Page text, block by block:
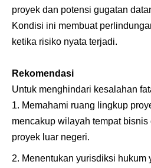
proyek dan potensi gugatan
Kondisi ini membuat
ketika risiko nyata terjadi.
Rekomendasi
Untuk menghindari kesalahan
Memahami ruang lingkup
mencakup wilayah tempat
proyek luar negeri.
Menentukan yurisdiksi hukum